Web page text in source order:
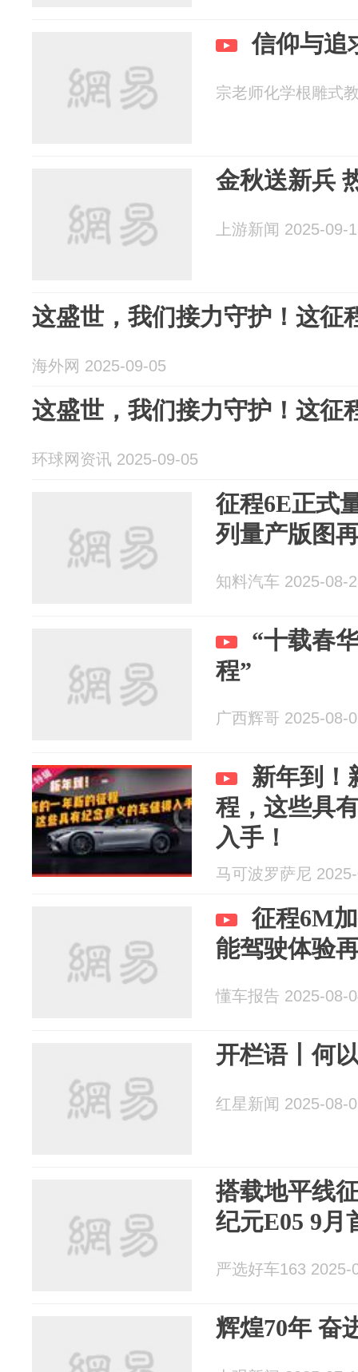
信仰与追
宗老师化学根雕式
金秋送新兵
上游新闻 2025-09-
这盛世，我们接力守护！这征
海外网 2025-09-05
这盛世，我们接力守护！这征
环球网资讯 2025-09-05
征程6E正式
列量产版图
知料汽车 2025-08-
“十载春
程”
广西辉哥 2025-08-
新年到！
程，这些具
入手！
马可波罗萨尼
征程6M
能驾驶体验
懂车报告 2025-08-
开栏语丨何
红星新闻 2025-08-
搭载地平线
纪元E05 9月
严选好车163 2025-
辉煌70年 奋